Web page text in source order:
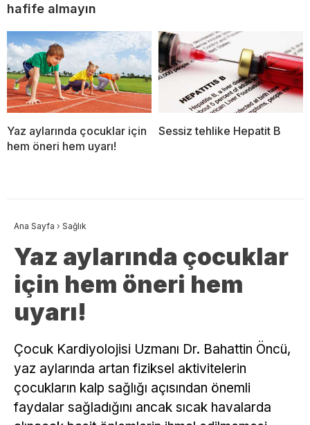
hafife almayın
Yaz aylarında çocuklar için
hem öneri hem uyarı!
Sessiz tehlike Hepatit B
Ana Sayfa › Sağlık
Yaz aylarında çocuklar
için hem öneri hem
uyarı!
Çocuk Kardiyolojisi Uzmanı Dr. Bahattin Öncü,
yaz aylarında artan fiziksel aktivitelerin
çocukların kalp sağlığı açısından önemli
faydalar sağladığını ancak sıcak havalarda